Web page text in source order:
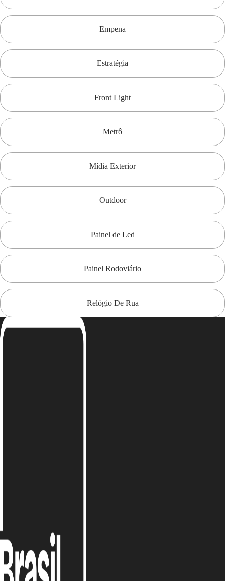
Empena
Estratégia
Front Light
Metrô
Mídia Exterior
Outdoor
Painel de Led
Painel Rodoviário
Relógio De Rua